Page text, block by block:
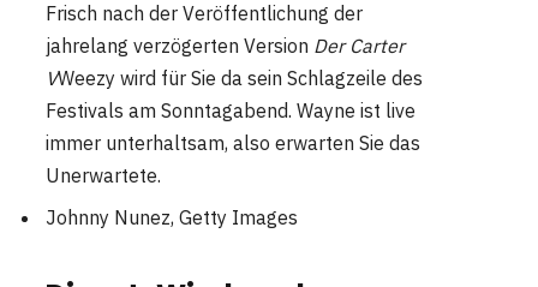
Frisch nach der Veröffentlichung der
jahrelang verzögerten Version Der Carter
VWeezy wird für Sie da sein Schlagzeile des
Festivals am Sonntagabend. Wayne ist live
immer unterhaltsam, also erwarten Sie das
Unerwartete.
Johnny Nunez, Getty Images